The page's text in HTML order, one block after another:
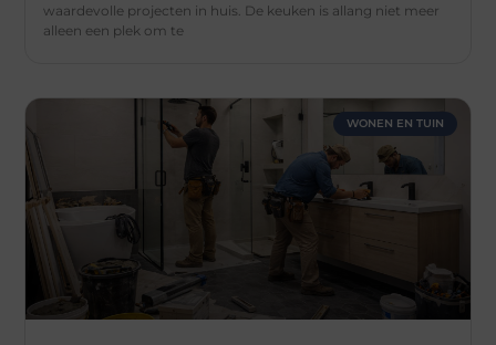
waardevolle projecten in huis. De keuken is allang niet meer
alleen een plek om te
WONEN EN TUIN